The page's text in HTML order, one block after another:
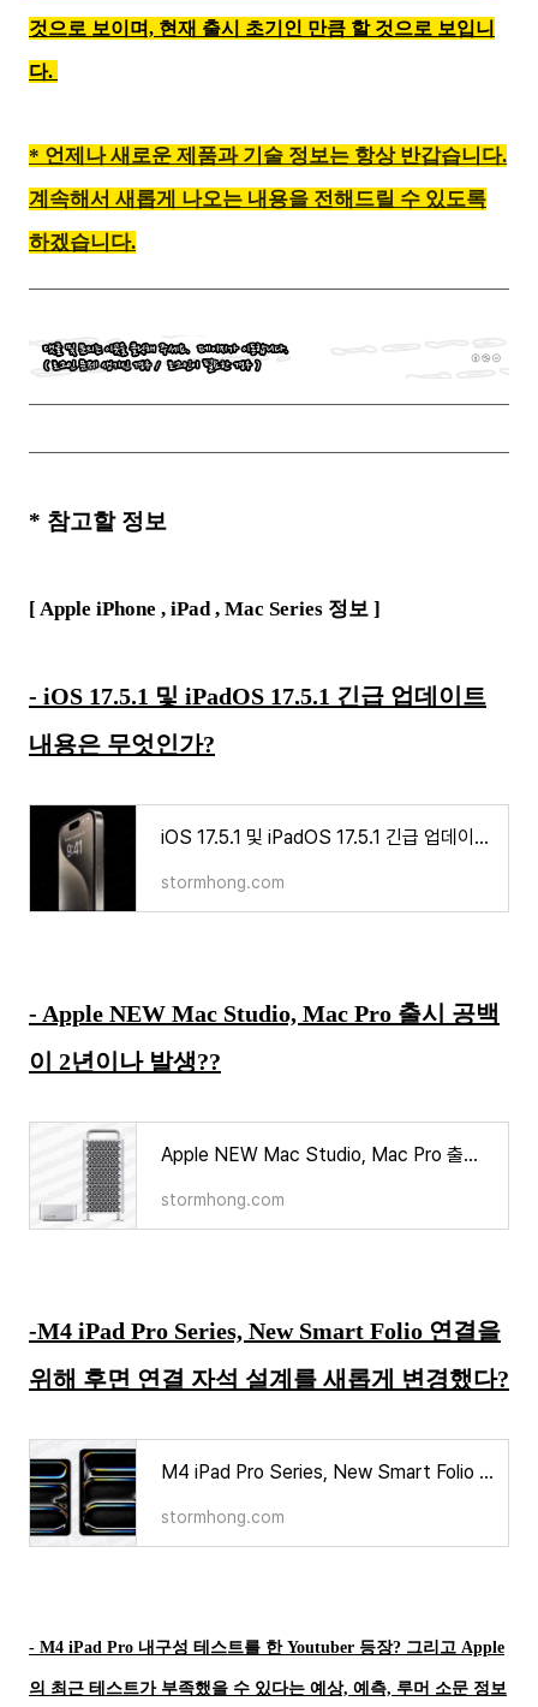
것으로 보이며, 현재 출시 초기인 만큼 할 것으로 보입니
다.
* 언제나 새로운 제품과 기술 정보는 항상 반갑습니다.
계속해서 새롭게 나오는 내용을 전해드릴 수 있도록
하겠습니다.
* 참고할 정보
[ Apple iPhone , iPad , Mac Series 정보 ]
- iOS 17.5.1 및 iPadOS 17.5.1 긴급 업데이트
내용은 무엇인가?
iOS 17.5.1 및 iPadOS 17.5.1 긴급 업데이트 내용은 무엇인가?
stormhong.com
- Apple NEW Mac Studio, Mac Pro 출시 공백
이 2년이나 발생??
Apple NEW Mac Studio, Mac Pro 출시 공백이 2년이나 발생할 것으로 보인다?
stormhong.com
-M4 iPad Pro Series, New Smart Folio 연결을
위해 후면 연결 자석 설계를 새롭게 변경했다?
M4 iPad Pro Series, New Smart Folio 연결을 위해 후면 연결 자석 설계를 새롭게 변경?
stormhong.com
- M4 iPad Pro 내구성 테스트를 한 Youtuber 등장? 그리고 Apple
의 최근 테스트가 부족했을 수 있다는 예상, 예측, 루머 소문 정보